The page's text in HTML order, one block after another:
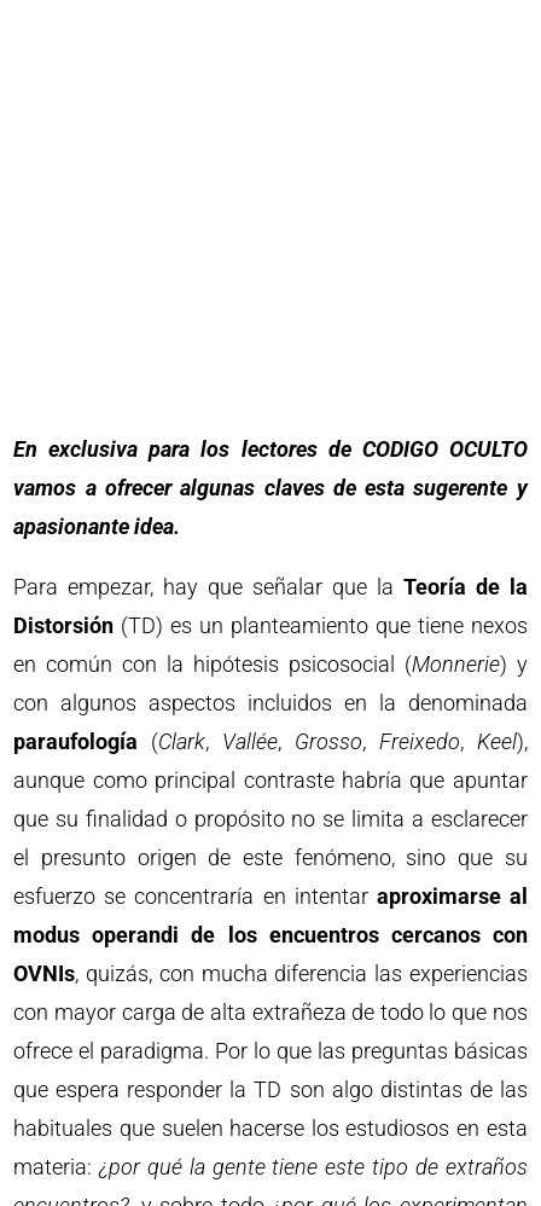
En exclusiva para los lectores de CODIGO OCULTO
vamos a ofrecer algunas claves de esta sugerente y
apasionante idea.
Para empezar, hay que señalar que la Teoría de la
Distorsión (TD) es un planteamiento que tiene nexos
en común con la hipótesis psicosocial (Monnerie) y
con algunos aspectos incluidos en la denominada
paraufología (Clark, Vallée, Grosso, Freixedo, Keel),
aunque como principal contraste habría que apuntar
que su finalidad o propósito no se limita a esclarecer
el presunto origen de este fenómeno, sino que su
esfuerzo se concentraría en intentar aproximarse al
modus operandi de los encuentros cercanos con
OVNIs, quizás, con mucha diferencia las experiencias
con mayor carga de alta extrañeza de todo lo que nos
ofrece el paradigma. Por lo que las preguntas básicas
que espera responder la TD son algo distintas de las
habituales que suelen hacerse los estudiosos en esta
materia:¿por qué la gente tiene este tipo de extraños